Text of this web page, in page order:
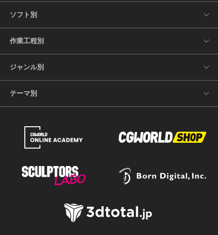
ソフト別
作業工程別
ジャンル別
テーマ別